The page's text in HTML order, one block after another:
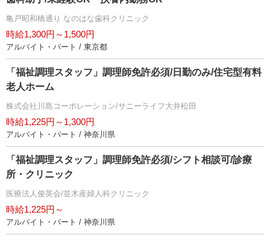
亀戸昭和橋通り なのはな歯科クリニック
時給1,300円～1,500円
アルバイト・パート / 東京都
「福祉調理スタッフ」調理師免許必須/日勤のみ/住宅型有料
老人ホーム
株式会社川島コーポレーション/サニーライフ大井松田
時給1,225円～1,300円
アルバイト・パート / 神奈川県
「福祉調理スタッフ」調理師免許必須/シフト相談可/診療
所・クリニック
医療法人俊英会/並木産婦人科クリニック
時給1,225円～
アルバイト・パート / 神奈川県